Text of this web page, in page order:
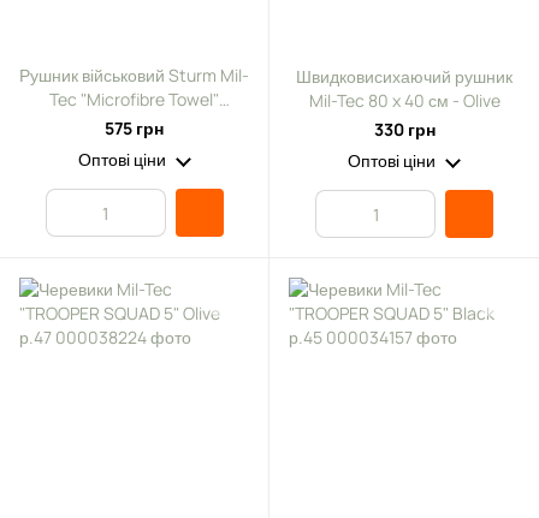
Рушник військовий Sturm Mil-
Tec "Microfibre Towel"
(120x60 cm) Olive
575 грн
Оптові ціни
Швидковисихаючий рушник
Mil-Tec 80 x 40 см - Olive
330 грн
Оптові ціни